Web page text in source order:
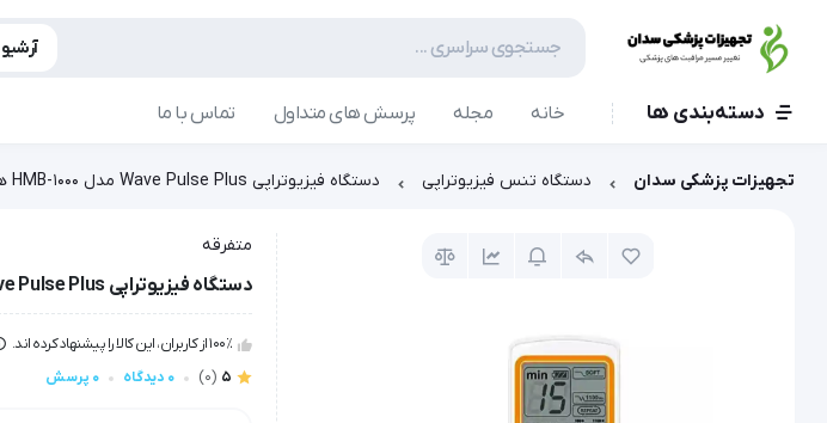
دسته‌بندی ها خانه مجله پرسش های متداول تماس با ما
تجهیزات پزشکی سدان دستگاه تنس فیزیوتراپی دستگاه فیزیوتراپی Wave Pulse Plus مدل HMB-1000 هابدیک (HUBDIC)
متفرقه
دستگاه فیزیوتراپی Wave Pulse Plus مدل HMB-1000 هابدیک (HUBDIC)
100٪ از کاربران، این کالا را پیشنهاد کرده اند.
5
(0) 0 دیدگاه 0 پرسش